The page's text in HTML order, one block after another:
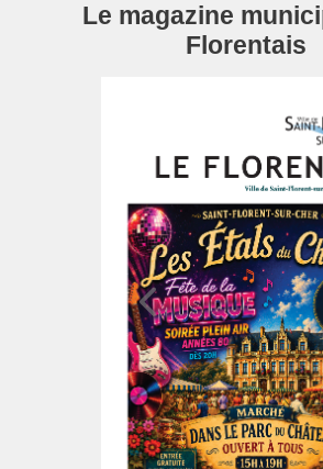
Le magazine
Florentais